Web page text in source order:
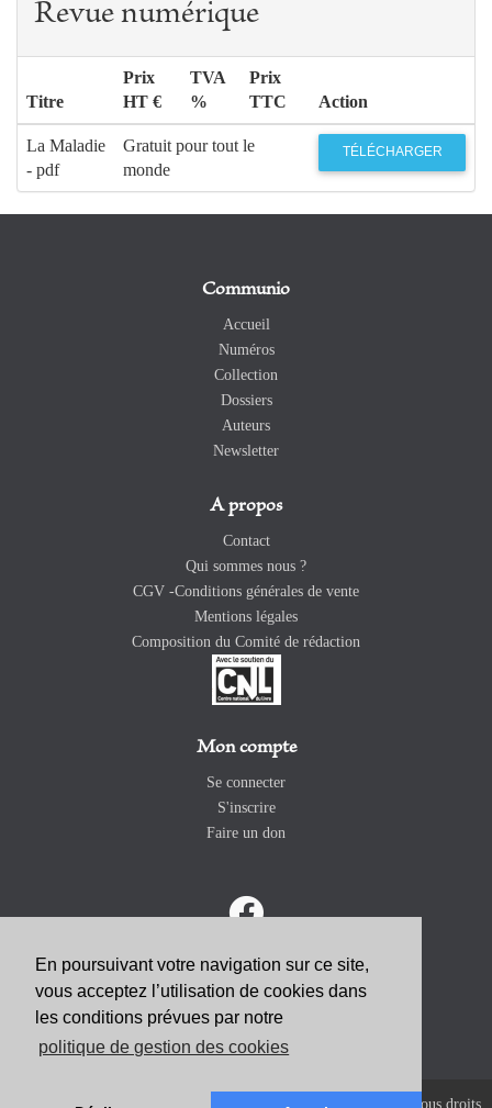
En poursuivant votre navigation sur ce site,
vous acceptez l’utilisation de cookies dans
les conditions prévues par notre
politique de gestion des cookies
Revue numérique
Titre
Prix
HT €
TVA
%
Prix
TTC
Action
La Maladie
- pdf
Gratuit pour tout le
monde
TÉLÉCHARGER
Communio
Accueil
Numéros
Collection
Dossiers
Auteurs
Newsletter
A propos
Contact
Qui sommes nous ?
CGV -Conditions générales de vente
Mentions légales
Composition du Comité de rédaction
Mon compte
Se connecter
S'inscrire
Faire un don
ABONNEZ-VOUS
Copyright 2026 Revue Catholique Internationale COMMUNIO. Tous droits